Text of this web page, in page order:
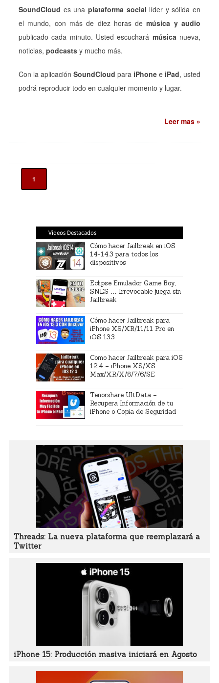
SoundCloud es una plataforma social líder y sólida en
el mundo, con más de diez horas demúsica y audio
publicado cada minuto. Usted escuchará músicanueva,
noticias, podcasts y mucho más.
Con la aplicación SoundCloud para iPhone e iPad, usted
podrá reproducir todo en cualquier momento y lugar.
Leer mas »
1
Videos Destacados
Cómo hacer Jailbreak en iOS
14-14.3 para todos los
dispositivos
Eclipse Emulador Game Boy,
SNES … Irrevocable juega sin
Jailbreak
Cómo hacer Jailbreak para
iPhone XS/XR/11/11 Pro en
iOS 13.3
Como hacer Jailbreak para iOS
12.4 – iPhone XS/XS
Max/XR/X/8/7/6/SE
Tenorshare UltData –
Recupera Información de tu
iPhone o Copia de Seguridad
Threads: La nueva plataforma que reemplazará a
Twitter
iPhone 15: Producción masiva iniciará en Agosto